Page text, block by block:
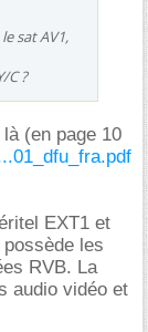
sat AV1,
C ?
(en page 10
EXT1 et
les
RVB. La
audio vidéo et